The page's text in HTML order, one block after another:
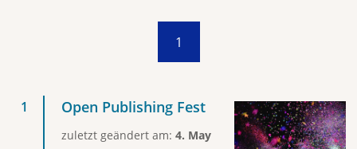
1
Open Publishing Fest
zuletzt geändert am: 4. May